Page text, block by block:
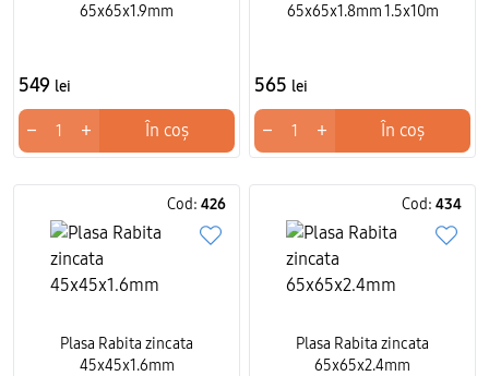
65x65x1.9mm
549 lei
− + În coș
65x65x1.8mm 1.5x10m
565 lei
− + În coș
Cod: 426
Plasa Rabita zincata
45x45x1.6mm
Cod: 434
Plasa Rabita zincata
65x65x2.4mm